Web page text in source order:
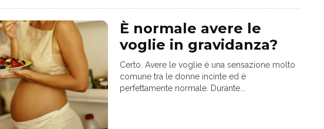
È normale avere le
voglie in gravidanza?
Certo. Avere le voglie è una sensazione molto
comune tra le donne incinte ed è
perfettamente normale. Durante...